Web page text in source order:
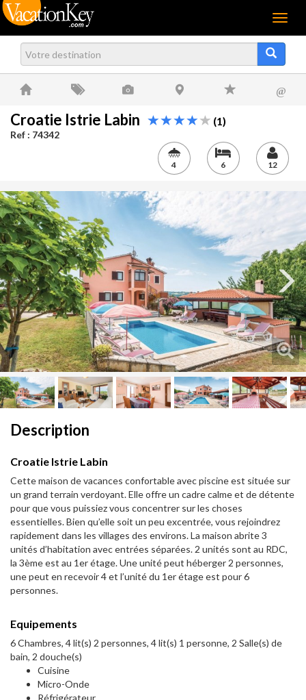
Menu
@
Croatie Istrie Labin (1)
Ref : 74342
4 6 12
Next
Description
Croatie Istrie Labin
Cette maison de vacances confortable avec piscine est située sur
un grand terrain verdoyant. Elle offre un cadre calme et de détente
pour que vous puissiez vous concentrer sur les choses
essentielles. Bien qu’elle soit un peu excentrée, vous rejoindrez
rapidement dans les villages des environs. La maison abrite 3
unités d’habitation avec entrées séparées. 2 unités sont au RDC,
la 3ème est au 1er étage. Une unité peut héberger 2 personnes,
une peut en recevoir 4 et l’unité du 1er étage est pour 6
personnes.
Equipements
6 Chambres, 4 lit(s) 2 personnes, 4 lit(s) 1 personne, 2 Salle(s) de
bain, 2 douche(s)
Cuisine
Micro-Onde